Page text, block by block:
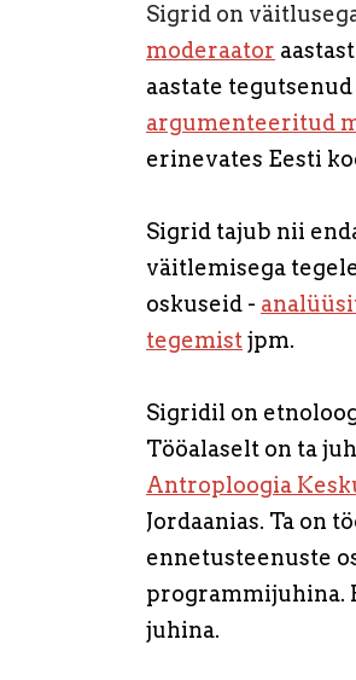
Sigrid on
moderaator
aastate
argumenteeritud
erinevates Eesti
Sigrid tajub nii
väitlemisega
oskuseid -
tegemistjpm.
Sigridil on
Tööalaselt on ta
Antroploogia
Jordaanias. Ta on
ennetusteenuste
programmijuhina.
juhina.